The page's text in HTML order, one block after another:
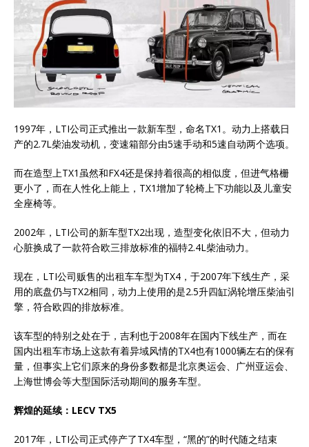
1997年，LTI公司正式推出一款新车型，命名TX1。动力上搭载日
产的2.7L柴油发动机，变速箱部分由5速手动和5速自动两个选项。
而在造型上TX1虽然和FX4还是保持着很高的相似度，但进气格栅
更小了，而在人性化上能上，TX1增加了轮椅上下功能以及儿童安
全座椅等。
2002年，LTI公司的新车型TX2出现，造型变化依旧不大，但动力
心脏换成了一款符合欧三排放标准的福特2.4L柴油动力。
现在，LTI公司贩售的出租车车型为TX4，于2007年下线生产，采
用的底盘仍与TX2相同，动力上使用的是2.5升四缸涡轮增压柴油引
擎，符合欧四的排放标准。
该车型的特别之处在于，吉利也于2008年在国内下线生产，而在
国内出租车市场上这款有着异域风情的TX4也有1000辆左右的保有
量，但事实上它们原来的身份多数都是北京奥运会、广州亚运会、
上海世博会等大型国际活动期间的服务车型。
辉煌的延续： LECV TX5
2017年，LTI公司正式停产了TX4车型，“黑的”的时代随之结束